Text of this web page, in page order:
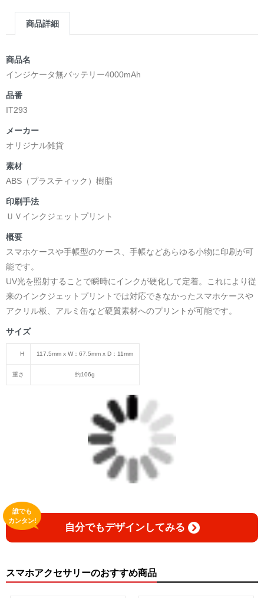
商品詳細
商品名
インジケータ無バッテリー4000mAh
品番
IT293
メーカー
オリジナル雑貨
素材
ABS（プラスティック）樹脂
印刷手法
ＵＶインクジェットプリント
概要
スマホケースや手帳型のケース、手帳などあらゆる小物に印刷が可
能です。
UV光を照射することで瞬時にインクが硬化して定着。これにより従
来のインクジェットプリントでは対応できなかったスマホケースや
アクリル板、アルミ缶など硬質素材へのプリントが可能です。
サイズ
H 117.5mm x W：67.5mm x D：11mm
重さ 約106g
自分でもデザインしてみる
誰でも
カンタン!
スマホアクセサリーのおすすめ商品